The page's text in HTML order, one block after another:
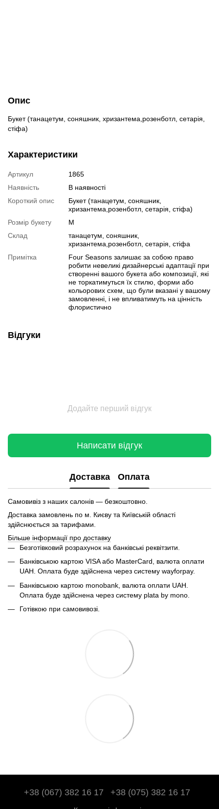
Опис
Букет (танацетум, соняшник, хризантема,розенботл, сетарія,
стіфа)
Характеристики
Артикул
1865
Наявність
В наявності
Короткий опис
Букет (танацетум, соняшник,
хризантема,розенботл, сетарія, стіфа)
Розмір букету
M
Склад
танацетум, соняшник,
хризантема,розенботл, сетарія, стіфа
Примітка
Four Seasons залишає за собою право
робити невеликі дизайнерські адаптації при
створенні вашого букета або композиції, які
не торкатимуться їх стилю, форми або
кольорових схем, що були вказані у вашому
замовленні, і не впливатимуть на цінність
флористично
Відгуки
Додайте перший відгук
Написати відгук
Доставка Оплата
Самовивіз з наших салонів — безкоштовно.
Доставка замовлень по м. Києву та Київській області
здійснюється за тарифами.
Більше інформації про доставку
Безготівковий розрахунок на банківські реквітзити.
Банківською картою VISA або MasterCard, валюта оплати
UAH. Оплата буде здійснена через систему wayforpay.
Банківською картою monobank, валюта оплати UAH.
Оплата буде здійснена через систему plata by mono.
Готівкою при самовивозі.
+38 (067) 382 16 17 +38 (075) 382 16 17